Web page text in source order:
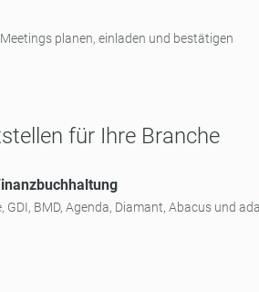
planen, einladen und bestätigen
für Ihre Branche
GDI, BMD, Agenda, Diamant, Abacus und